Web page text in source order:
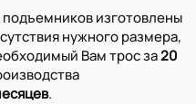
изготовлены
нужного размера,
Вам трос за20
.